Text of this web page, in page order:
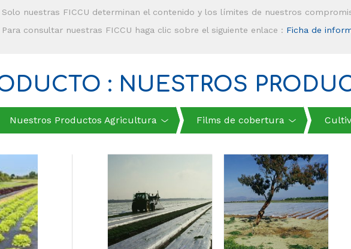
Solo nuestras FICCU determinan el contenido y los límites de nuestros
Para consultar nuestras FICCU haga clic sobre el siguiente enlace : Ficha de
: NUESTROS
Nuestros Productos Agricultura Films de cobertura